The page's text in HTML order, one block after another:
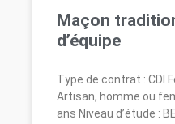
Maçon
d’équipe
Type de contrat : CDI
Artisan, homme ou
ans Niveau d’étude :